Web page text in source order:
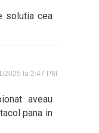
solutia cea
2025 la 2:47 PM
aveau
pana in